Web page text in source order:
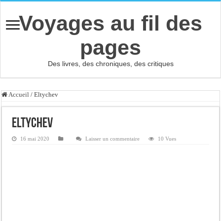
Voyages au fil des
pages
Des livres, des chroniques, des critiques
Accueil / Eltychev
Eltychev
16 mai 2020 Laisser un commentaire 10 Vues